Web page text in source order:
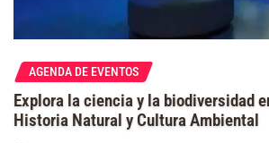
AGENDA DE EVENTOS
Explora la ciencia y la biodiversidad
Historia Natural y Cultura Ambiental